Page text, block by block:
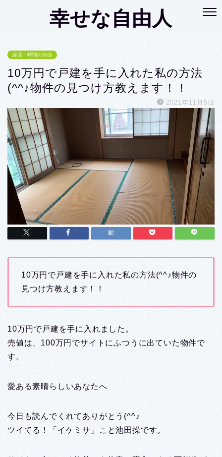
幸せな自由人
経済・時間の自由
10万円で戸建を手に入れた私の方法
(^^♪物件の見つけ方教えます！！
2021年11月5日
10万円で戸建を手に入れた私の方法(^^♪物件の
見つけ方教えます！！
10万円で戸建を手に入れました。
売値は、100万円でサイトにふつうに出ていた物件で
す。
愛ある素晴らしいあなたへ
今日も読んでくれてありがとう(^^♪
ツイてる！「イケミサ」こと池田操です。